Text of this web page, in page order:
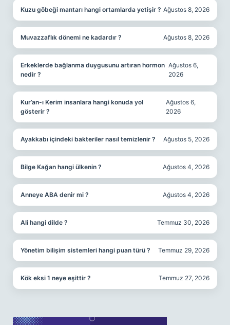
Kuzu göbeği mantarı hangi ortamlarda yetişir ? Ağustos 8, 2026
Muvazzaflık dönemi ne kadardır ? Ağustos 8, 2026
Erkeklerde bağlanma duygusunu artıran hormon
nedir ?
Ağustos 6,
2026
Kur’an-ı Kerim insanlara hangi konuda yol
gösterir ?
Ağustos 6,
2026
Ayakkabı içindeki bakteriler nasıl temizlenir ? Ağustos 5, 2026
Bilge Kağan hangi ülkenin ? Ağustos 4, 2026
Anneye ABA denir mi ? Ağustos 4, 2026
Ali hangi dilde ? Temmuz 30, 2026
Yönetim bilişim sistemleri hangi puan türü ? Temmuz 29, 2026
Kök eksi 1 neye eşittir ? Temmuz 27, 2026